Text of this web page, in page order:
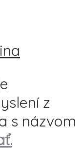
z
s názvom